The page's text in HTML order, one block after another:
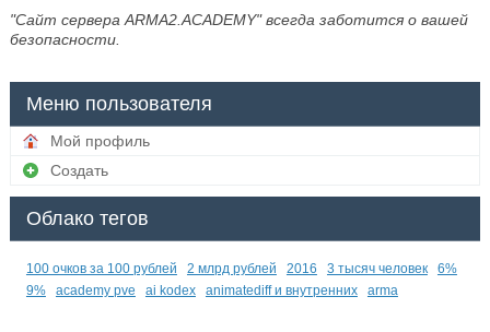
"Сайт сервера ARMA2.ACADEMY" всегда заботится о вашей
безопасности.
Меню пользователя
Мой профиль
Создать
Облако тегов
100 очков за 100 рублей 2 млрд рублей 2016 3 тысяч человек
6%
9%
academy pve ai kodex animatediff и внутренних arma